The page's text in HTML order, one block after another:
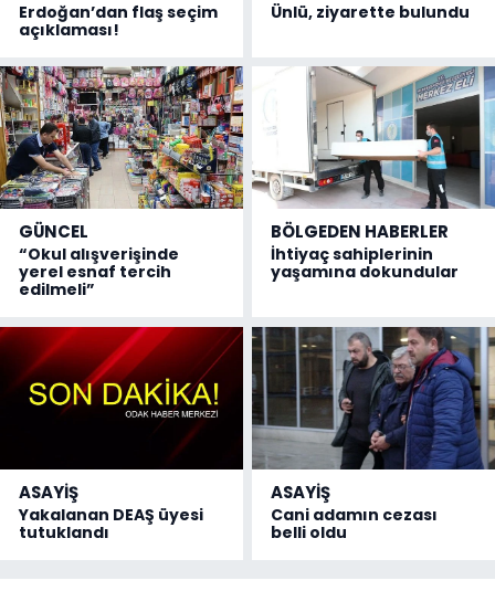
Erdoğan’dan flaş seçim
açıklaması!
Ünlü, ziyarette bulundu
GÜNCEL
“Okul alışverişinde
yerel esnaf tercih
edilmeli”
BÖLGEDEN HABERLER
İhtiyaç sahiplerinin
yaşamına dokundular
ASAYİŞ
Yakalanan DEAŞ üyesi
tutuklandı
ASAYİŞ
Cani adamın cezası
belli oldu